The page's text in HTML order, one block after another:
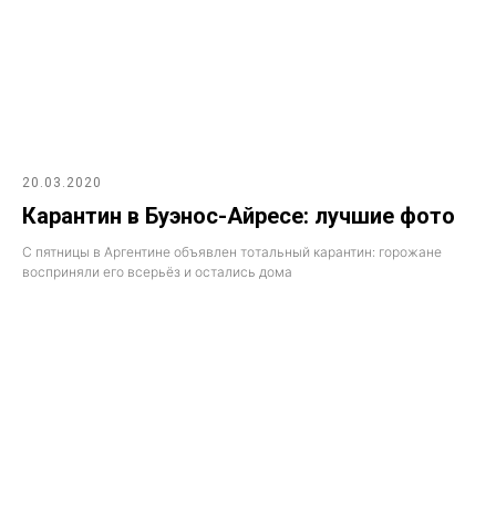
20.03.2020
Карантин в Буэнос-Айресе: лучшие фото
С пятницы в Аргентине объявлен тотальный карантин: горожане
восприняли его всерьёз и остались дома